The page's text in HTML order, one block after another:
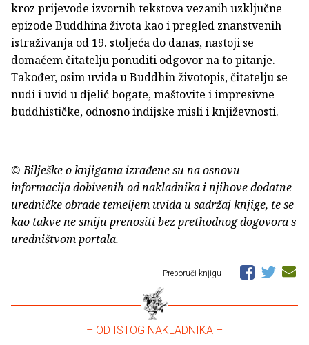
kroz prijevode izvornih tekstova vezanih uzključne
epizode Buddhina života kao i pregled znanstvenih
istraživanja od 19. stoljeća do danas, nastoji se
domaćem čitatelju ponuditi odgovor na to pitanje.
Također, osim uvida u Buddhin životopis, čitatelju se
nudi i uvid u djelić bogate, maštovite i impresivne
buddhističke, odnosno indijske misli i književnosti.
© Bilješke o knjigama izrađene su na osnovu
informacija dobivenih od nakladnika i njihove dodatne
uredničke obrade temeljem uvida u sadržaj knjige, te se
kao takve ne smiju prenositi bez prethodnog dogovora s
uredništvom portala.
Preporuči knjigu
– OD ISTOG NAKLADNIKA –